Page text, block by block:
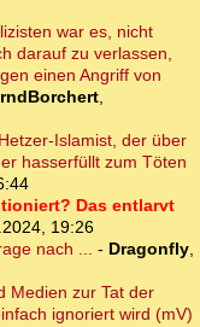
war es, nicht
darauf zu verlassen,
einen Angriff von
,
Islamist, der über
hasserfüllt zum Töten
Das entlarvt
19:26
nach ... - Dragonfly,
Medien zur Tat der
ignoriert wird (mV)